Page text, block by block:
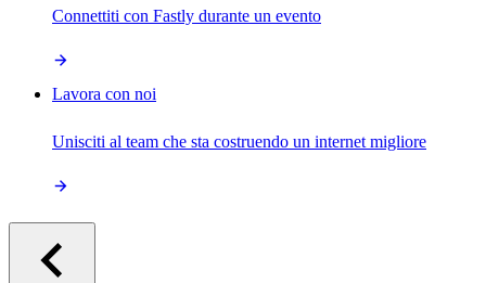
Connettiti con Fastly durante un evento
Lavora con noi
Unisciti al team che sta costruendo un internet migliore